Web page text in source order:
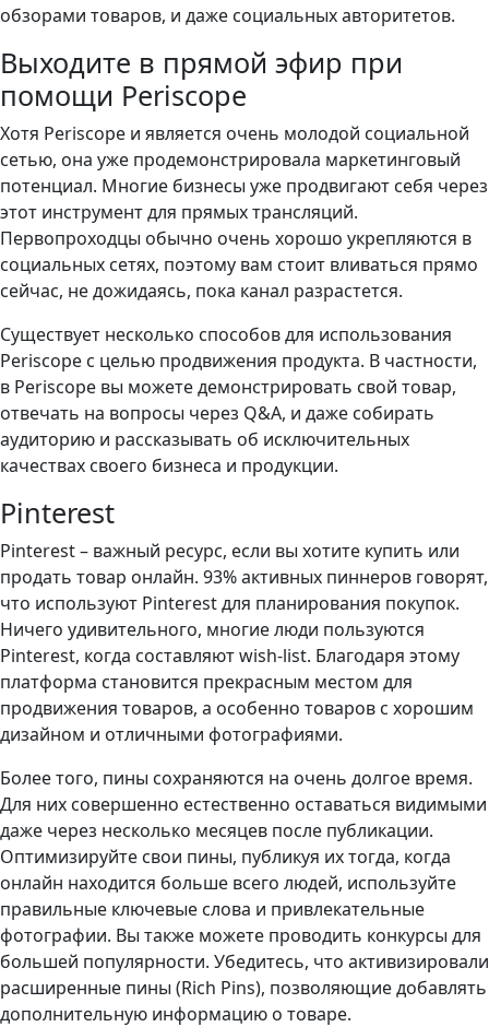
обзорами товаров, и даже социальных авторитетов.
Выходите в прямой эфир при
помощи Periscope
Хотя Periscope и является очень молодой социальной
сетью, она уже продемонстрировала маркетинговый
потенциал. Многие бизнесы уже продвигают себя через
этот инструмент для прямых трансляций.
Первопроходцы обычно очень хорошо укрепляются в
социальных сетях, поэтому вам стоит вливаться прямо
сейчас, не дожидаясь, пока канал разрастется.
Существует несколько способов для использования
Periscope с целью продвижения продукта. В частности,
в Periscope вы можете демонстрировать свой товар,
отвечать на вопросы через Q&A, и даже собирать
аудиторию и рассказывать об исключительных
качествах своего бизнеса и продукции.
Pinterest
Pinterest – важный ресурс, если вы хотите купить или
продать товар онлайн. 93% активных пиннеров говорят,
что используют Pinterest для планирования покупок.
Ничего удивительного, многие люди пользуются
Pinterest, когда составляют wish-list. Благодаря этому
платформа становится прекрасным местом для
продвижения товаров, а особенно товаров с хорошим
дизайном и отличными фотографиями.
Более того, пины сохраняются на очень долгое время.
Для них совершенно естественно оставаться видимыми
даже через несколько месяцев после публикации.
Оптимизируйте свои пины, публикуя их тогда, когда
онлайн находится больше всего людей, используйте
правильные ключевые слова и привлекательные
фотографии. Вы также можете проводить конкурсы для
большей популярности. Убедитесь, что активизировали
расширенные пины (Rich Pins), позволяющие добавлять
дополнительную информацию о товаре.